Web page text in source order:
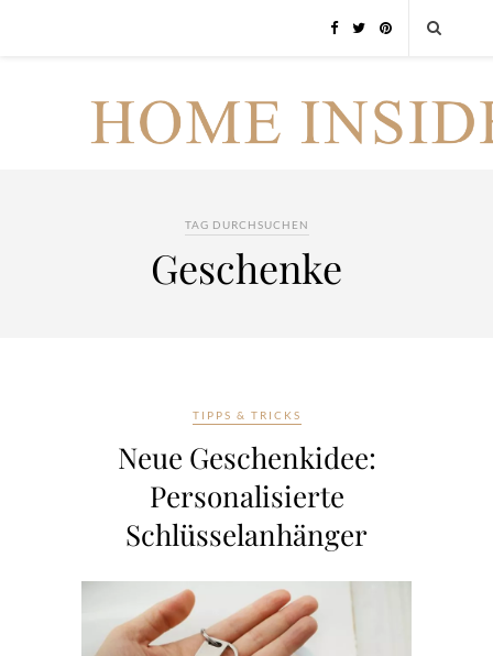
TAG DURCHSUCHEN
Geschenke
TIPPS & TRICKS
Neue Geschenkidee:
Personalisierte
Schlüsselanhänger